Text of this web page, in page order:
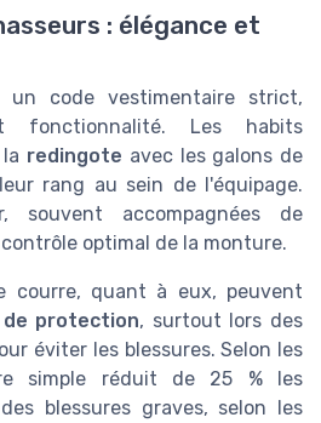
: élégance et
un code vestimentaire strict,
fonctionnalité. Les habits
redingote avec les galons de
rang au sein de l'équipage.
accompagnées de
optimal de la monture.
courre, quant à eux, peuvent
protection, surtout lors des
éviter les blessures. Selon les
simple réduit de 25 % les
blessures graves, selon les